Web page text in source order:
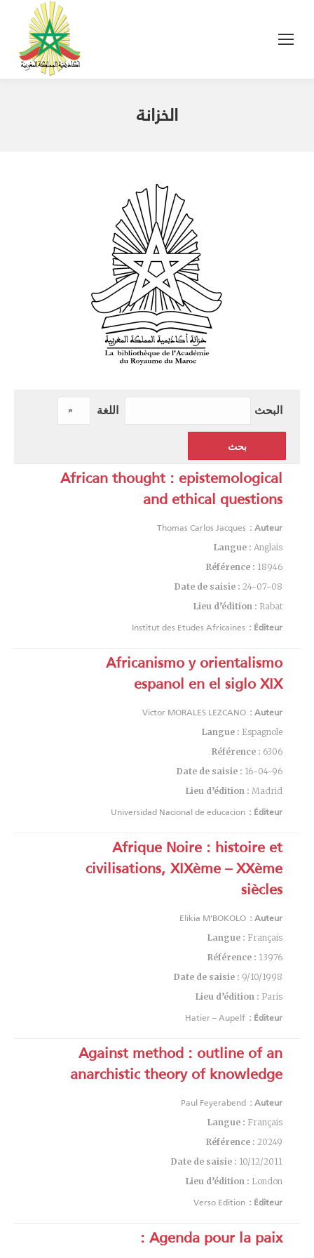
الخزانة
البحث اللغة
African thought : epistemological
and ethical questions
Auteur :
Thomas Carlos Jacques
Langue : Anglais
Référence : 18946
Date de saisie : 24-07-08
Lieu d’édition : Rabat
Éditeur :
Institut des Etudes Africaines
Africanismo y orientalismo
espanol en el siglo XIX
Auteur :
Victor MORALES LEZCANO
Langue : Espagnole
Référence : 6306
Date de saisie : 16-04-96
Lieu d’édition : Madrid
Éditeur :
Universidad Nacional de educacion
Afrique Noire : histoire et
civilisations, XIXème – XXème
siècles
Auteur :
Elikia M’BOKOLO
Langue : Français
Référence : 13976
Date de saisie : 9/10/1998
Lieu d’édition : Paris
Éditeur :
Hatier – Aupelf
Against method : outline of an
anarchistic theory of knowledge
Auteur :
Paul Feyerabend
Langue : Français
Référence : 20249
Date de saisie : 10/12/2011
Lieu d’édition : London
Éditeur :
Verso Edition
Agenda pour la paix :